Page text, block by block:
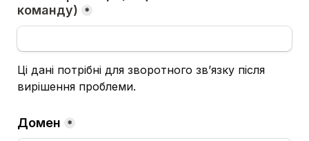
команду)
*
Ці дані потрібні для зворотного звʼязку після
вирішення проблеми.
Домен *